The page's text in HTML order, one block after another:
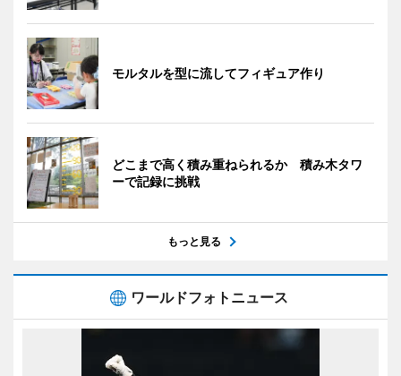
モルタルを型に流してフィギュア作り
どこまで高く積み重ねられるか 積み木タワ
ーで記録に挑戦
もっと見る
ワールドフォトニュース